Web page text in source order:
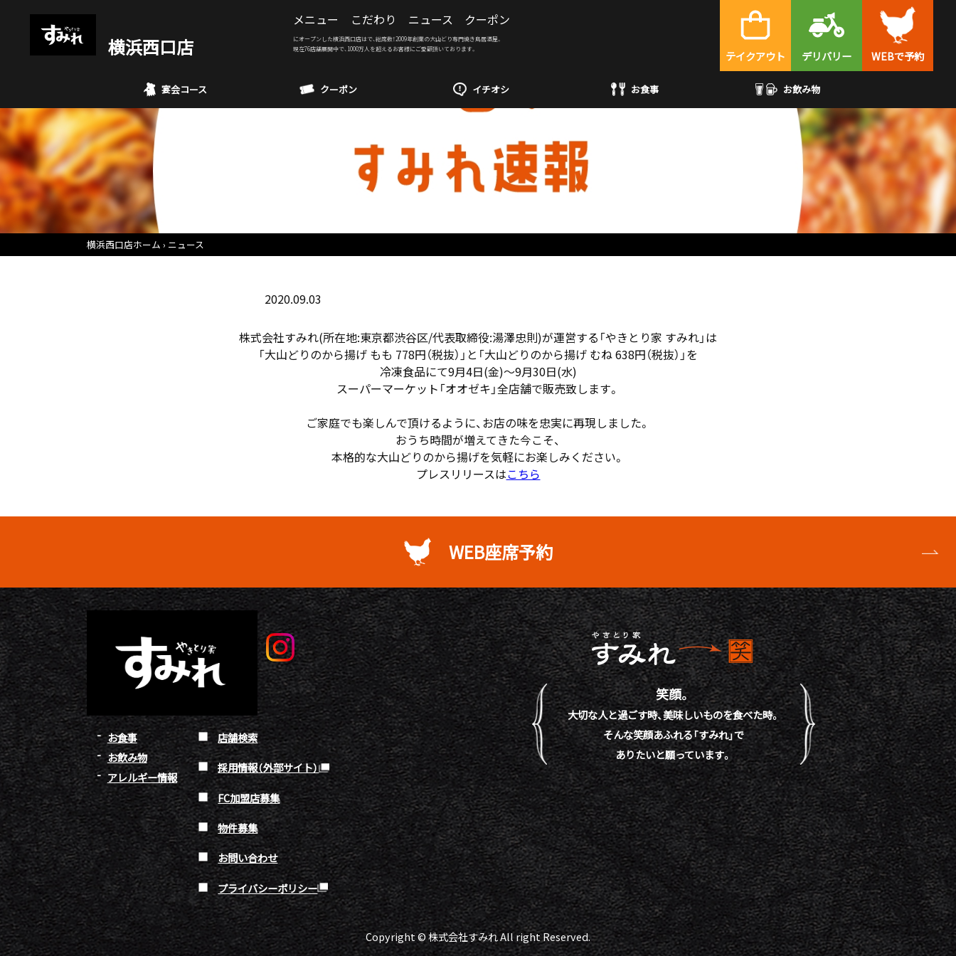
横浜西口店
メニュー こだわり ニュース クーポン
テイクアウト デリバリー WEBで予約
にオープンした横浜西口店はで、総席数！2009年創業の大山どり専門焼き鳥居酒屋。
現在76店舗展開中で、1000万人を超えるお客様にご愛顧頂いております。
宴会コース クーポン イチオシ お食事 お飲み物
横浜西口店ホーム ニュース
2020.09.03
株式会社すみれ(所在地:東京都渋谷区/代表取締役:湯澤忠則)が運営する「やきとり家 すみれ」は
「大山どりのから揚げ もも 778円（税抜）」と「大山どりのから揚げ むね 638円（税抜）」を
冷凍食品にて9月4日(金)～9月30日(水)
スーパーマーケット「オオゼキ」全店舗で販売致します。
ご家庭でも楽しんで頂けるように、お店の味を忠実に再現しました。
おうち時間が増えてきた今こそ、
本格的な大山どりのから揚げを気軽にお楽しみください。
プレスリリースはこちら
WEB座席予約
お食事
お飲み物
アレルギー情報
店舗検索
採用情報（外部サイト）
FC加盟店募集
物件募集
お問い合わせ
プライバシーポリシー
笑顔。
大切な人と過ごす時、美味しいものを食べた時。
そんな笑顔あふれる「すみれ」で
ありたいと願っています。
Copyright © 株式会社すみれ All right Reserved.